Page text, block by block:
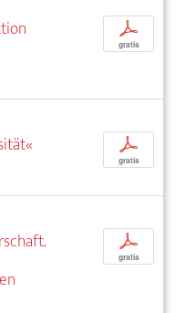
p
gratis
p
gratis
p
gratis